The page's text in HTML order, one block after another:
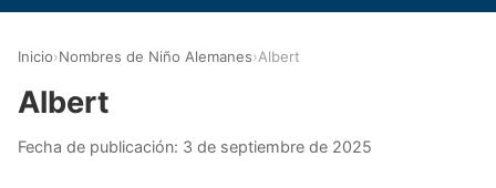
Inicio›Nombres de Niño Alemanes›Albert
Albert
Fecha de publicación: 3 de septiembre de 2025